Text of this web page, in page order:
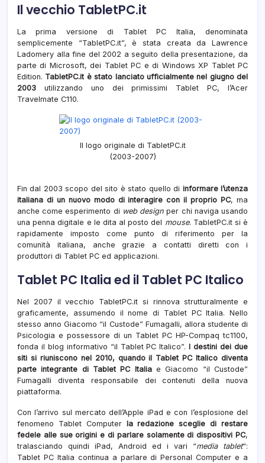
Il vecchio TabletPC.it
La prima versione di Tablet PC Italia, denominata
semplicemente “TabletPC.it”, è stata creata da Lawrence
Ladomery alla fine del 2002 a seguito della presentazione, da
parte di Microsoft, dei Tablet PC e di Windows XP Tablet PC
Edition. TabletPC.it è stato lanciato ufficialmente nel giugno del
2003 utilizzando uno dei primissimi Tablet PC, l’Acer
Travelmate C110.
Il logo originale di TabletPC.it
(2003-2007)
Fin dal 2003 scopo del sito è stato quello di informare l’utenza
italiana di un nuovo modo di interagire con il proprio PC, ma
anche come esperimento di web design per chi naviga usando
una penna digitale e le dita al posto del mouse. TabletPC.it si è
rapidamente imposto come punto di riferimento per la
comunità italiana, anche grazie a contatti diretti con i
produttori di Tablet PC ed applicazioni.
Tablet PC Italia ed il Tablet PC Italico
Nel 2007 il vecchio TabletPC.it si rinnova strutturalmente e
graficamente, assumendo il nome di Tablet PC Italia. Nello
stesso anno Giacomo “il Custode” Fumagalli, allora studente di
Psicologia e possessore di un Tablet PC HP-Compaq tc1100,
fonda il blog informativo “il Tablet PC Italico”. I destini dei due
siti si riuniscono nel 2010, quando il Tablet PC Italico diventa
parte integrante di Tablet PC Italiae Giacomo “il Custode”
Fumagalli diventa responsabile dei contenuti della nuova
piattaforma.
Con l’arrivo sul mercato dell’Apple iPad e con l’esplosione del
fenomeno Tablet Computer la redazione sceglie di restare
fedele alle sue origini e di parlare solamente di dispositivi PC,
tralasciando quindi iPad, Android ed i vari “media tablet“:
Tablet PC Italia continua a parlare di Personal Computer e a